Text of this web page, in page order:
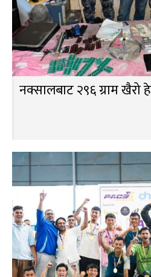
नक्सालबाट २९६ ग्राम खैरो